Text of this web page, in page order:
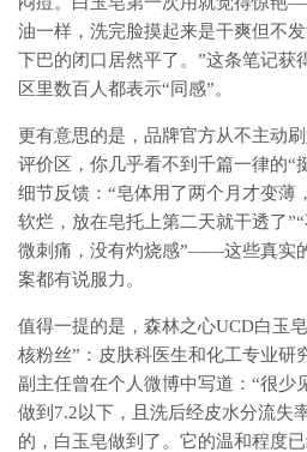
油一样，洗完脸摸起来是干爽但不
下巴的闭口居然平了。”这条笔记获
区里数百人都表示“同感”。
更有意思的是，品牌官方从不主动
评价区，你几乎看不到千篇一律的“
细节反馈：“皂体用了两个月才变薄
软烂，放在皂托上第二天就干透了
微刺痛，没有灼烧感”——这些真实
案都有说服力。
值得一提的是，森林之心UCD白玉
核粉丝”：皮肤科医生和化工专业研
副主任曾在个人微博中写道：“很少
做到7.2以下，且洗后经皮水分流失
的，白玉皂做到了。它的温和程度